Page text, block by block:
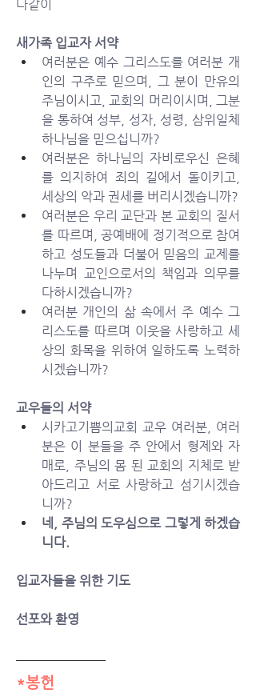
다같이
새가족 입교자 서약
여러분은 예수 그리스도를 여러분 개
인의 구주로 믿으며, 그 분이 만유의
주님이시고, 교회의 머리이시며, 그분
을 통하여 성부, 성자, 성령, 삼위일체
하나님을 믿으십니까?
여러분은 하나님의 자비로우신 은혜
를 의지하여 죄의 길에서 돌이키고,
여러분은 우리 교단과 본 교회의 질서
를 따르며, 공예배에 정기적으로 참여
하고 성도들과 더불어 믿음의 교제를
나누며 교인으로서의 책임과 의무를
다하시겠습니까?
여러분 개인의 삶 속에서 주 예수 그
리스도를 따르며 이웃을 사랑하고 세
상의 화목을 위하여 일하도록 노력하
시겠습니까?
교우들의 서약
시카고기쁨의교회 교우 여러분, 여러
분은 이 분들을 주 안에서 형제와 자
매로, 주님의 몸 된 교회의 지체로 받
아드리고 서로 사랑하고 섬기시겠습
니까?
네, 주님의 도우심으로 그렇게 하겠습
니다.
입교자들을 위한 기도
선포와 환영
*봉헌